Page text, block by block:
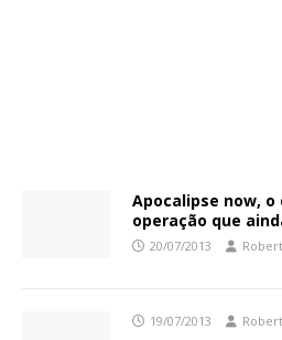
Apocalipse now,
operação que
20/07/2013
19/07/2013